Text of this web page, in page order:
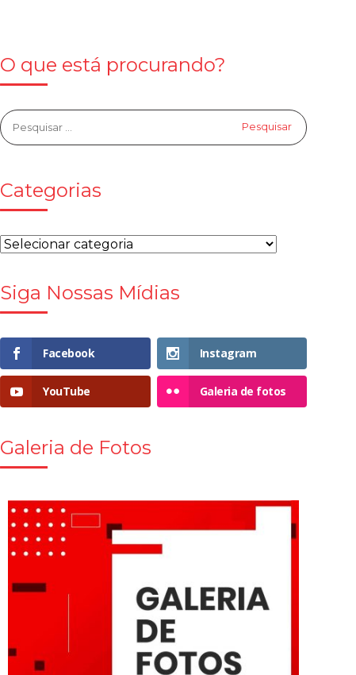
O que está procurando?
Categorias
Siga Nossas Mídias
Facebook Instagram
YouTube Galeria de fotos
Galeria de Fotos